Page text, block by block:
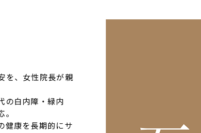
を、女性院⾧が親
の白内障・緑内
健康を⾧期的にサ